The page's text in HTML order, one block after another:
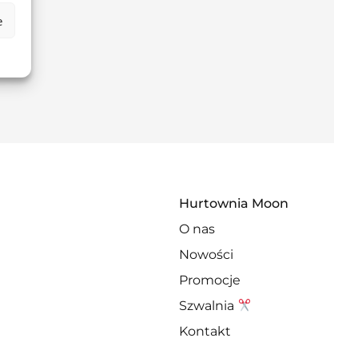
Hurtownia Moon
O nas
Nowości
Promocje
Szwalnia
Kontakt